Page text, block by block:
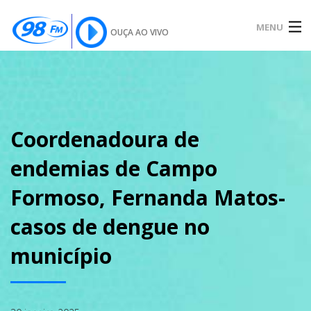
OUÇA AO VIVO MENU
SOBRE
PODCAST
Coordenadoura de
endemias de Campo
Formoso, Fernanda Matos-
casos de dengue no
município